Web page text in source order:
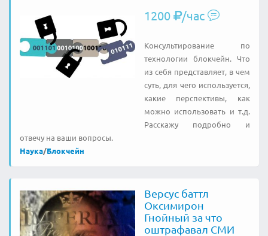
1200 /час
Консультирование по
технологии блокчейн. Что
из себя представляет, в чем
суть, для чего используется,
какие перспективы, как
можно использовать и т.д.
Расскажу подробно и
отвечу на ваши вопросы.
Наука/Блокчейн
Версус баттл
Оксимирон
Гнойный за что
оштрафавал СМИ